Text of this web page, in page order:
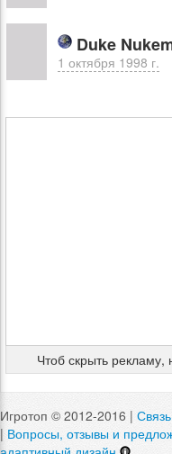
Duke
1 октября 1998 г.
Чтоб скрыть
Игротоп © 2012-2016 |
| Вопросы, отзывы и